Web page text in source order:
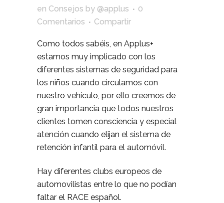
en Consejos by @applus
0
Comentarios
Compartir
Como todos sabéis, en Applus+
estamos muy implicado con los
diferentes sistemas de seguridad para
los niños cuando circulamos con
nuestro vehículo, por ello creemos de
gran importancia que todos nuestros
clientes tomen consciencia y especial
atención cuando elijan el sistema de
retención infantil para el automóvil.
Hay diferentes clubs europeos de
automovilistas entre lo que no podían
faltar el RACE español.